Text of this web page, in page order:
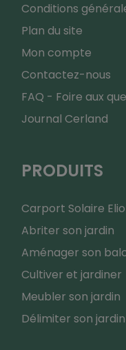
Conditions
Plan du site
Mon compte
Contactez-nous
FAQ - Foire aux
Journal Cerland
PRODUITS
Carport Solaire Elio
Abriter son jardin
Aménager son
Cultiver et jardiner
Meubler son jardin
Délimiter son jardin